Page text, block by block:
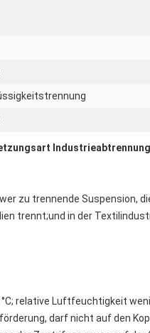
Industrieabtrennung
zu trennende Suspension,
trennt;und in der
relative Luftfeuchtigkeit
darf nicht auf den